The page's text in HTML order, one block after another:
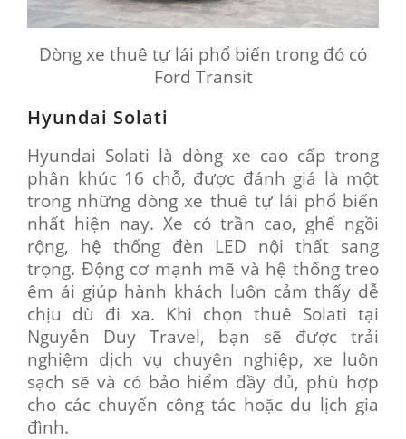
Dòng xe thuê tự lái phổ biến trong đó có
Ford Transit
Hyundai Solati
Hyundai Solati là dòng xe cao cấp trong
phân khúc 16 chỗ, được đánh giá là một
trong những dòng xe thuê tự lái phổ biến
nhất hiện nay. Xe có trần cao, ghế ngồi
rộng, hệ thống đèn LED nội thất sang
trọng. Động cơ mạnh mẽ và hệ thống treo
êm ái giúp hành khách luôn cảm thấy dễ
chịu dù đi xa. Khi chọn thuê Solati tại
Nguyễn Duy Travel, bạn sẽ được trải
nghiệm dịch vụ chuyên nghiệp, xe luôn
sạch sẽ và có bảo hiểm đầy đủ, phù hợp
cho các chuyến công tác hoặc du lịch gia
đình.